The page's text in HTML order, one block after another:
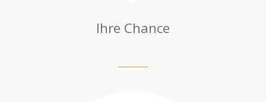
Ihre Chance